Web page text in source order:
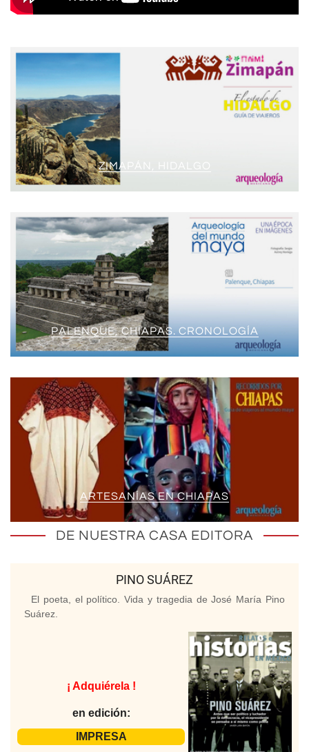
ZIMAPÁN, HIDALGO
PALENQUE, CHIAPAS. CRONOLOGÍA
ARTESANÍAS EN CHIAPAS
DE NUESTRA CASA EDITORA
PINO SUÁREZ
El poeta, el político. Vida y tragedia de José María Pino
Suárez.
¡ Adquiérela !
en edición:
IMPRESA